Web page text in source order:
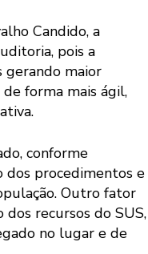
Candido, a
pois a
gerando maior
forma mais ágil,
conforme
dos procedimentos e
Outro fator
recursos do SUS,
no lugar e de